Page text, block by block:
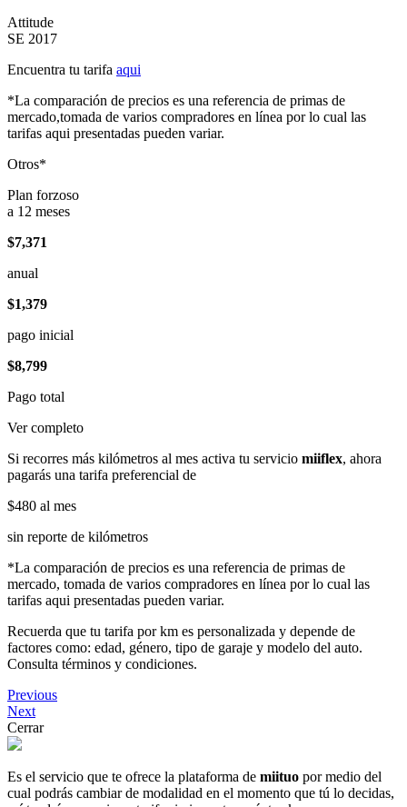
Attitude
SE 2017
Encuentra tu tarifa aqui
*La comparación de precios es una referencia de primas de
mercado,tomada de varios compradores en línea por lo cual las
tarifas aqui presentadas pueden variar.
Otros*
Plan forzoso
a 12 meses
$7,371
anual
$1,379
pago inicial
$8,799
Pago total
Ver completo
Si recorres más kilómetros al mes activa tu servicio miiflex, ahora
pagarás una tarifa preferencial de
$480 al mes
sin reporte de kilómetros
*La comparación de precios es una referencia de primas de
mercado, tomada de varios compradores en línea por lo cual las
tarifas aqui presentadas pueden variar.
Recuerda que tu tarifa por km es personalizada y depende de
factores como: edad, género, tipo de garaje y modelo del auto.
Consulta términos y condiciones.
Previous
Next
Cerrar
Es el servicio que te ofrece la plataforma de miituo por medio del
cual podrás cambiar de modalidad en el momento que tú lo decidas,